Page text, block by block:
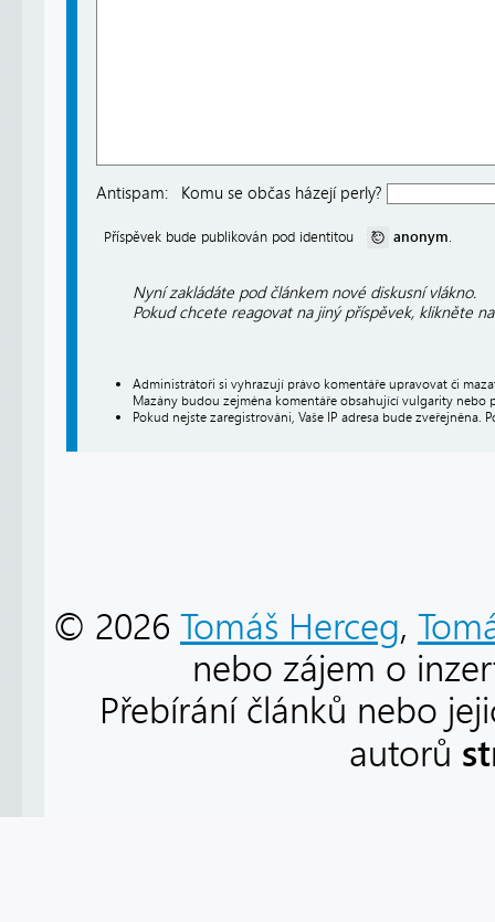
Antispam: Komu se občas házejí perly?
Příspěvek bude publikován pod identitou anonym.
Nyní zakládáte pod článkem nové diskusní vlákno.
Pokud chcete reagovat na jiný příspěvek, klikněte
Administrátoři si vyhrazují právo komentáře upravovat či
Mazány budou zejména komentáře obsahující vulgarity nebo
Pokud nejste zaregistrováni, Vaše IP adresa bude
© 2026 Tomáš Herceg,
nebo zájem o
Přebírání článků nebo
autorů